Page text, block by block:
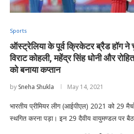
Sports
ऑस्ट्रेलिया के पूर्व क्रिकेटर ब्रैड हॉग
विराट कोहली, महेंद्र सिंह धोनी और
को बनाया कप्तान
by Sneha Shukla May 14, 2021
भारतीय प्रीमियर लीग (आईपीएल) 2021 को 29
स्थगित करना पड़ा। इन 29 दैवीय वायुमण्डल पर